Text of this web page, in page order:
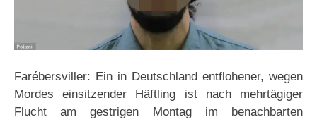
Farébersviller: Ein in Deutschland entflohener, wegen
Mordes einsitzender Häftling ist nach mehrtägiger
Flucht am gestrigen Montag im benachbarten